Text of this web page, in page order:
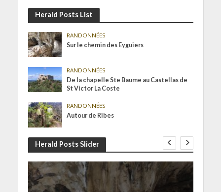
Herald Posts List
RANDONNÉES
Sur le chemin des Eyguiers
RANDONNÉES
De la chapelle Ste Baume au Castellas de
St Victor La Coste
RANDONNÉES
Autour de Ribes
Herald Posts Slider